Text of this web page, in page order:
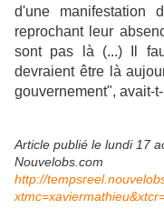
d'une
reprochant leur
sont pas là (...) Il
devraient être là
gouvernement", avait-
Article publié le lundi 17
Nouvelobs.com
http://